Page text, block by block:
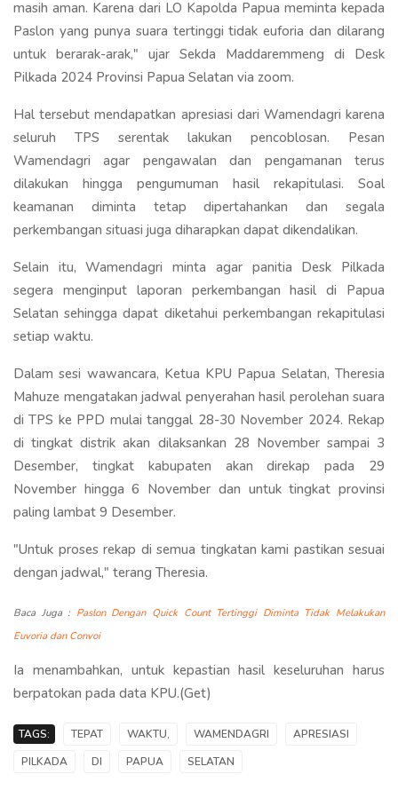
masih aman. Karena dari LO Kapolda Papua meminta kepada
Paslon yang punya suara tertinggi tidak euforia dan dilarang
untuk berarak-arak," ujar Sekda Maddaremmeng di Desk
Pilkada 2024 Provinsi Papua Selatan via zoom.
Hal tersebut mendapatkan apresiasi dari Wamendagri karena
seluruh TPS serentak lakukan pencoblosan. Pesan
Wamendagri agar pengawalan dan pengamanan terus
dilakukan hingga pengumuman hasil rekapitulasi. Soal
keamanan diminta tetap dipertahankan dan segala
perkembangan situasi juga diharapkan dapat dikendalikan.
Selain itu, Wamendagri minta agar panitia Desk Pilkada
segera menginput laporan perkembangan hasil di Papua
Selatan sehingga dapat diketahui perkembangan rekapitulasi
setiap waktu.
Dalam sesi wawancara, Ketua KPU Papua Selatan, Theresia
Mahuze mengatakan jadwal penyerahan hasil perolehan suara
di TPS ke PPD mulai tanggal 28-30 November 2024. Rekap
di tingkat distrik akan dilaksankan 28 November sampai 3
Desember, tingkat kabupaten akan direkap pada 29
November hingga 6 November dan untuk tingkat provinsi
paling lambat 9 Desember.
"Untuk proses rekap di semua tingkatan kami pastikan sesuai
dengan jadwal," terang Theresia.
Baca Juga : Paslon Dengan Quick Count Tertinggi Diminta Tidak Melakukan
Euvoria dan Convoi
Ia menambahkan, untuk kepastian hasil keseluruhan harus
berpatokan pada data KPU.(Get)
TAGS: TEPAT WAKTU, WAMENDAGRI
APRESIASI
PILKADA
DI PAPUA SELATAN